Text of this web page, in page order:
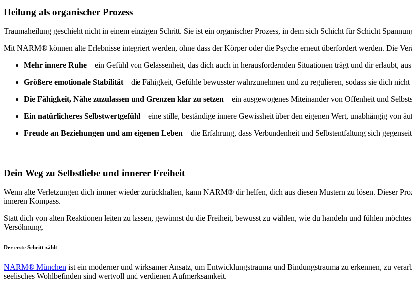
Heilung als organischer Prozess
Traumaheilung geschieht nicht in einem einzigen Schritt. Sie ist ein organischer Prozess, in dem sich Schicht für Schicht
Mit NARM® können alte Erlebnisse integriert werden, ohne dass der Körper oder die Psyche erneut überfordert werden. Die
Mehr innere Ruhe – ein Gefühl von Gelassenheit, das dich auch in herausfordernden Situationen trägt und dir erlaubt,
Größere emotionale Stabilität – die Fähigkeit, Gefühle bewusster wahrzunehmen und zu regulieren, sodass sie dich
Die Fähigkeit, Nähe zuzulassen und Grenzen klar zu setzen – ein ausgewogenes Miteinander von Offenheit und
Ein natürlicheres Selbstwertgefühl – eine stille, beständige innere Gewissheit über den eigenen Wert, unabhängig von
Freude an Beziehungen und am eigenen Leben – die Erfahrung, dass Verbundenheit und Selbstentfaltung sich
Dein Weg zu Selbstliebe und innerer Freiheit
Wenn alte Verletzungen dich immer wieder zurückhalten, kann NARM® dir helfen, dich aus diesen Mustern zu lösen. Dieser
inneren Kompass.
Statt dich von alten Reaktionen leiten zu lassen, gewinnst du die Freiheit, bewusst zu wählen, wie du handeln und fühlen
Versöhnung.
Der erste Schritt zählt
NARM® München ist ein moderner und wirksamer Ansatz, um Entwicklungstrauma und Bindungstrauma zu erkennen, zu
seelisches Wohlbefinden sind wertvoll und verdienen Aufmerksamkeit.